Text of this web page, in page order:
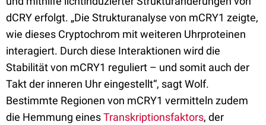
dCRY erfolgt. „Die Strukturanalyse von mCRY1 zeigte,
wie dieses Cryptochrom mit weiteren Uhrproteinen
interagiert. Durch diese Interaktionen wird die
Stabilität von mCRY1 reguliert – und somit auch der
Takt der inneren Uhr eingestellt“, sagt Wolf.
Bestimmte Regionen von mCRY1 vermitteln zudem
die Hemmung einesTranskriptionsfaktors, der